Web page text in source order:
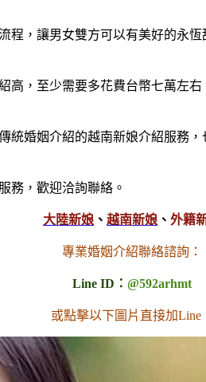
，讓男女雙方可以有美好的永
高，至少需要多花費台幣七萬左
統婚姻介紹的越南新娘介紹服務
務，歡迎洽詢聯絡。
大陸新娘 、 越南新娘 、 外籍
專業婚姻介紹聯絡諮詢：
Line ID： @592arhmt
或點擊以下圖片直接加Line